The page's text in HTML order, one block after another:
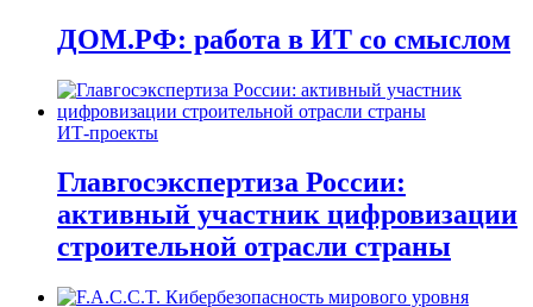
ДОМ.РФ: работа в ИТ со смыслом
ИТ-проекты
Главгосэкспертиза России:
активный участник цифровизации
строительной отрасли страны